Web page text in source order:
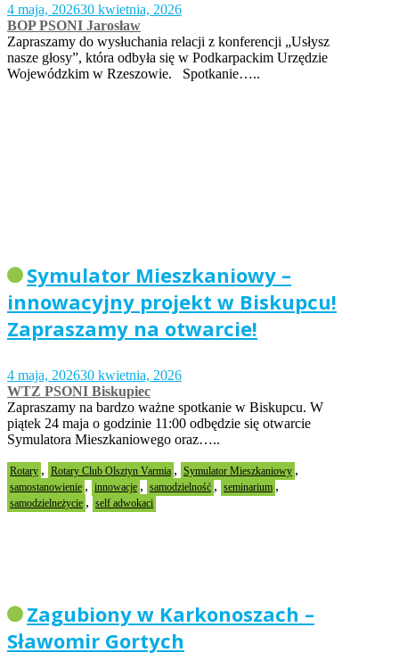
4 maja, 202630 kwietnia, 2026
BOP PSONI Jarosław
Zapraszamy do wysłuchania relacji z konferencji „Usłysz
nasze głosy”, która odbyła się w Podkarpackim Urzędzie
Wojewódzkim w Rzeszowie. Spotkanie…..
Symulator Mieszkaniowy –
innowacyjny projekt w Biskupcu!
Zapraszamy na otwarcie!
4 maja, 202630 kwietnia, 2026
WTZ PSONI Biskupiec
Zapraszamy na bardzo ważne spotkanie w Biskupcu. W
piątek 24 maja o godzinie 11:00 odbędzie się otwarcie
Symulatora Mieszkaniowego oraz…..
Rotary , Rotary Club Olsztyn Varmia , Symulator Mieszkaniowy ,
samostanowienie , innowacje , samodzielność , seminarium ,
samodzielneżycie , self adwokaci
Zagubiony w Karkonoszach –
Sławomir Gortych